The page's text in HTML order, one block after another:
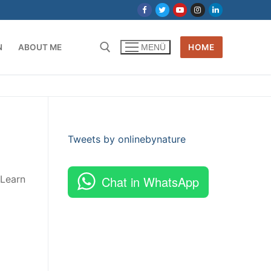
ABOUT ME MENÜ HOME
Tweets by onlinebynature
Chat in WhatsApp